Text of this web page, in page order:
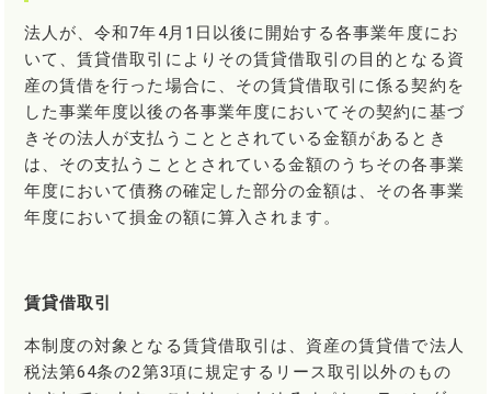
法人が、令和7年4月1日以後に開始する各事業年度にお
いて、賃貸借取引によりその賃貸借取引の目的となる資
産の賃借を行った場合に、その賃貸借取引に係る契約を
した事業年度以後の各事業年度においてその契約に基づ
きその法人が支払うこととされている金額があるとき
は、その支払うこととされている金額のうちその各事業
年度において債務の確定した部分の金額は、その各事業
年度において損金の額に算入されます。
賃貸借取引
本制度の対象となる賃貸借取引は、資産の賃貸借で法人
税法第64条の2第3項に規定するリース取引以外のもの